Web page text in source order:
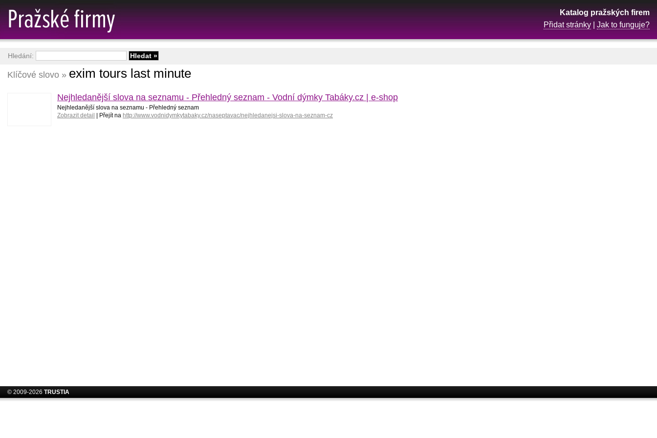
Klíčové slovo » exim tours last minute
Nejhledanější slova na seznamu - Přehledný seznam - Vodní dýmky Tabáky.cz | e-shop
Nejhledanější slova na seznamu - Přehledný seznam
Zobrazit detail
| Přejít na http://www.vodnidymkytabaky.cz/naseptavac/nejhledanejsi-slova-na-seznam-cz
Katalog pražských firem
Přidat stránky
Jak to funguje?
Hledání:
© 2009-2026 TRUSTIA